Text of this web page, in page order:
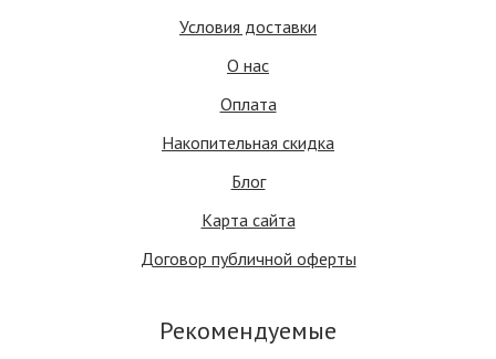
Условия доставки
О нас
Оплата
Накопительная скидка
Блог
Карта сайта
Договор публичной оферты
Рекомендуемые